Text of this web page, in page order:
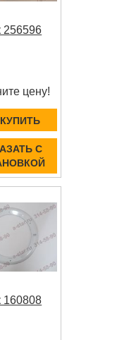
256596
цену!
КУПИТЬ
С
160808